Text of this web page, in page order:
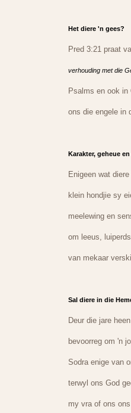
Het diere 'n gees?
Pred 3:21 praat
verhouding met die
Psalms en ook in
ons die engele in
Karakter, geheue
Enigeen wat
klein hondjie sy
meelewing en
om leeus,
van mekaar verskil.
Sal diere in die
Deur die jare
bevoorreg om 'n
Sodra enige van
terwyl ons God
my vra of ons